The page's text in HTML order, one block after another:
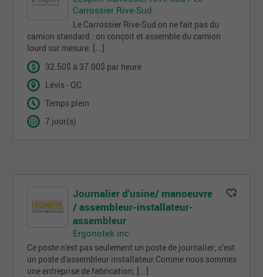
Carrossier Rive-Sud
Le Carrossier Rive-Sud on ne fait pas du
camion standard : on conçoit et assemble du camion
lourd sur mesure. [...]
32.50$ à 37.00$ par heure
Lévis - QC
Temps plein
7 jour(s)
Journalier d'usine/ manoeuvre
/ assembleur-installateur-
assembleur
Ergonotek inc.
Ce poste n'est pas seulement un poste de journalier; c'est
un poste d'assembleur installateur.Comme nous sommes
une entreprise de fabrication; [...]